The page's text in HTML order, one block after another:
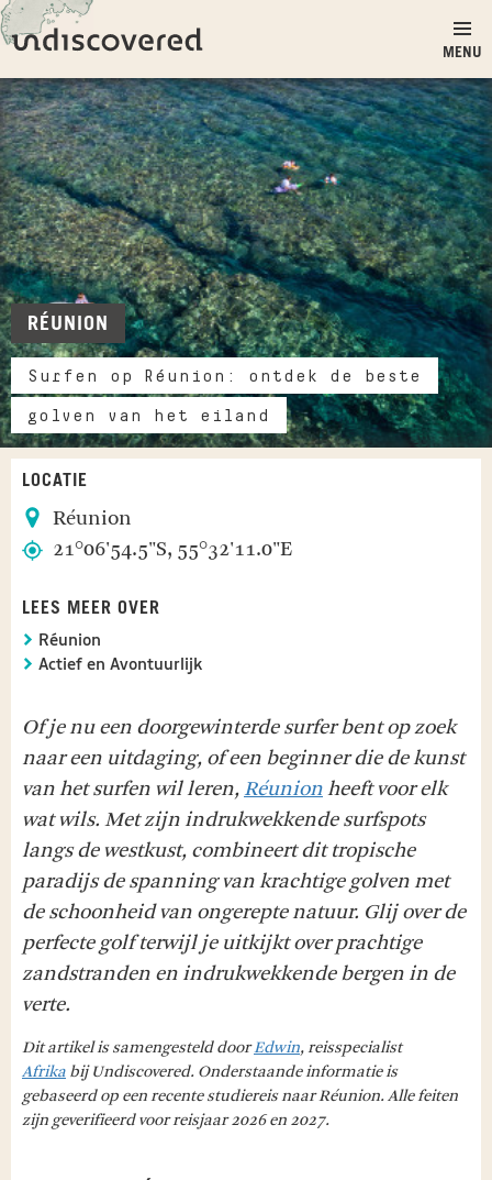
Ga naar inhoud
Undiscovered
MENU
RÉUNION
Surfen op Réunion: ontdek de beste
golven van het eiland
LOCATIE
Réunion
21°06'54.5"S, 55°32'11.0"E
LEES MEER OVER
Réunion
Actief en Avontuurlijk
Of je nu een doorgewinterde surfer bent op zoek
naar een uitdaging, of een beginner die de kunst
van het surfen wil leren,Réunionheeft voor elk
wat wils. Met zijn indrukwekkende surfspots
langs de westkust, combineert dit tropische
paradijs de spanning van krachtige golven met
de schoonheid van ongerepte natuur. Glij over de
perfecte golf terwijl je uitkijkt over prachtige
zandstranden en indrukwekkende bergen in de
verte.
Dit artikel is samengesteld doorEdwin, reisspecialist
Afrika bij Undiscovered. Onderstaande informatie is
gebaseerd op een recente studiereis naar Réunion. Alle feiten
zijn geverifieerd voor reisjaar 2026 en 2027.